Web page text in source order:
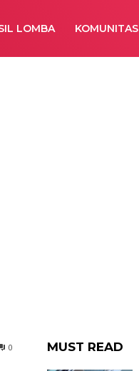
LOMBA KOMUNITAS
0 MUST READ